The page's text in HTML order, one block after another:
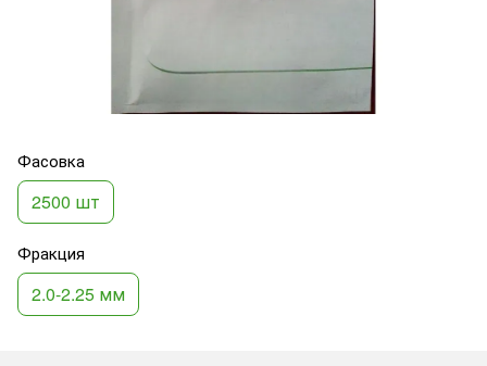
Фасовка
2500 шт
Фракция
2.0-2.25 мм